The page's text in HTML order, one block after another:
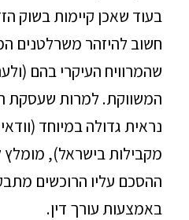
בעוד שאכן קיימות בשוק
חשוב להיזהר משרלטנים
שהמרוויח העיקרי בהם
המשווקת. למרות שעסקת
נראית גדולה במיוחד
מקבילות בישראל),
ההסכם עליו הרוכשים
באמצעות עורך דין.